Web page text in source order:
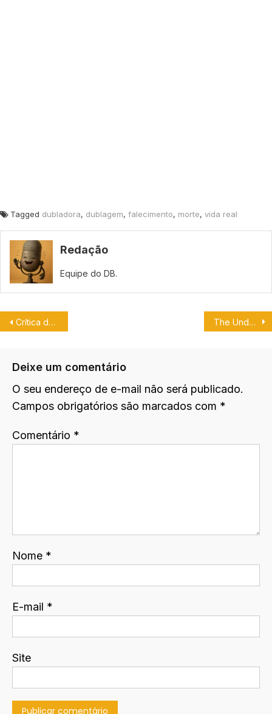
Tagged dubladora, dublagem, falecimento, morte, vida real
Redação
Equipe do DB.
Crítica de Dublagem: Cobra Kai. The Underground Railroad ganha trailer dublado.
Deixe um comentário
O seu endereço de e-mail não será publicado.
Campos obrigatórios são marcados com *
Comentário *
Nome *
E-mail *
Site